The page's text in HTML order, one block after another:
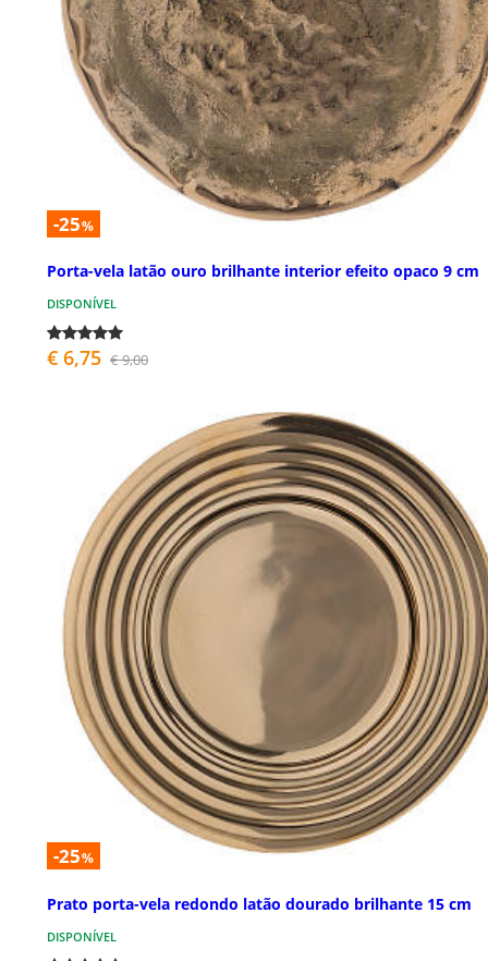
-25%
Porta-vela latão ouro brilhante interior efeito opaco 9 cm
DISPONÍVEL
€ 6,75 € 9,00
-25%
Prato porta-vela redondo latão dourado brilhante 15 cm
DISPONÍVEL